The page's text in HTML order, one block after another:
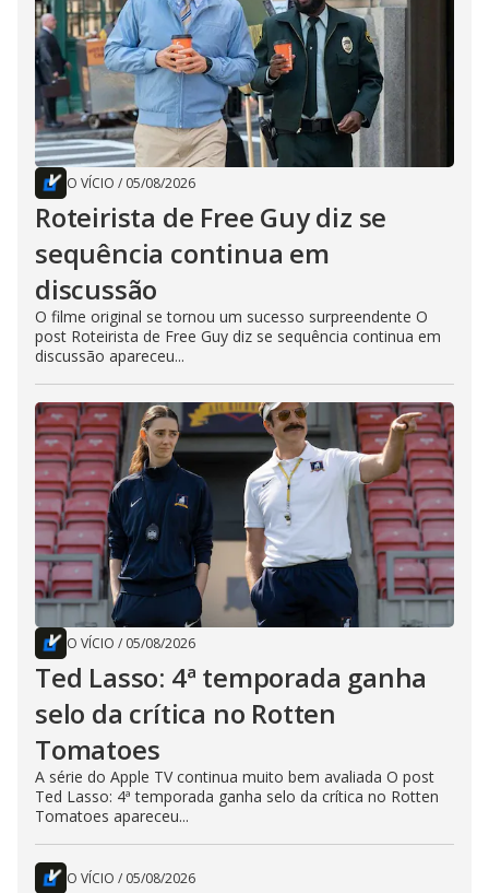
O VÍCIO / 05/08/2026
Roteirista de Free Guy diz se
sequência continua em
discussão
O filme original se tornou um sucesso surpreendente O
post Roteirista de Free Guy diz se sequência continua em
discussão apareceu...
O VÍCIO / 05/08/2026
Ted Lasso: 4ª temporada ganha
selo da crítica no Rotten
Tomatoes
A série do Apple TV continua muito bem avaliada O post
Ted Lasso: 4ª temporada ganha selo da crítica no Rotten
Tomatoes apareceu...
O VÍCIO / 05/08/2026